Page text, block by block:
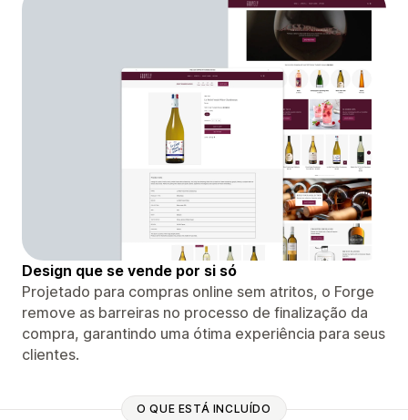
Design que se vende por si só
Projetado para compras online sem atritos, o Forge
remove as barreiras no processo de finalização da
compra, garantindo uma ótima experiência para seus
clientes.
O QUE ESTÁ INCLUÍDO